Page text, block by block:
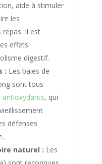
aide à stimuler
les
repas. Il est
effets
digestif.
: Les baies de
sont tous
antioxydants, qui
défenses
naturel : Les